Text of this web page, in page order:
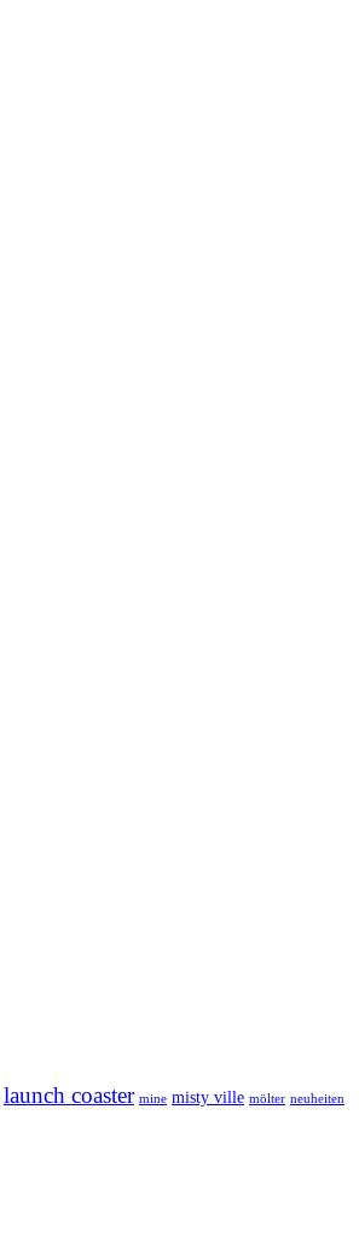
launch coaster mine misty ville mölter neuheiten